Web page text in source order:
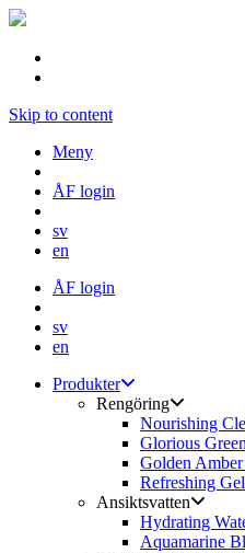
Skip to content
Meny
ÅF login
sv
en
ÅF login
sv
en
Produkter
Rengöring
Nourishing
Glorious
Golden
Refreshing
Ansiktsvatten
Hydrating
Aquamarine